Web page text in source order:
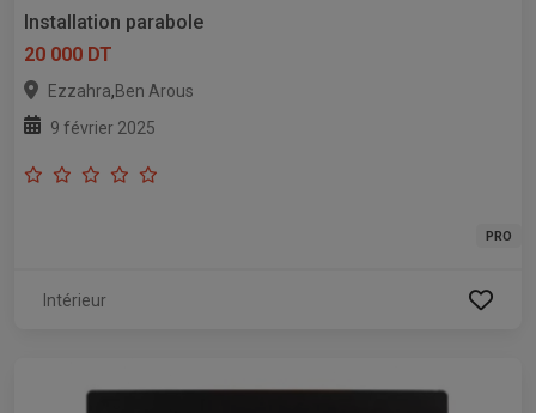
Installation parabole
20 000 DT
Ezzahra,Ben Arous
9 février 2025
PRO
Intérieur